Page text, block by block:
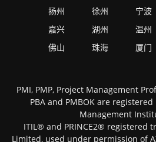
扬州
徐州 宁波
嘉兴
湖州 温州
佛山
珠海 厦门
PMI, PMP, Project Management
PBA and PMBOK are
Management
ITIL® and PRINCE2® registered
Limited, used under permission of